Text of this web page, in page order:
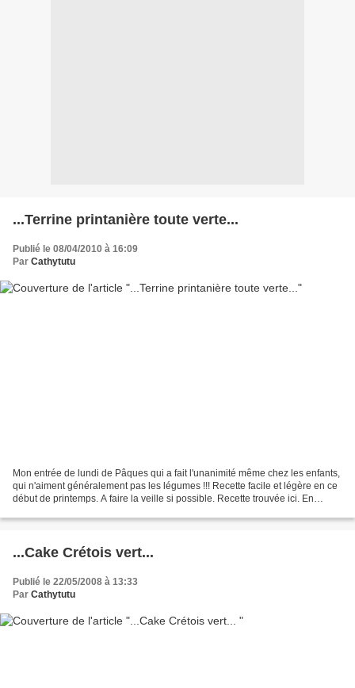
...Terrine printanière toute verte...
Publié le 08/04/2010 à 16:09
Par Cathytutu
Mon entrée de lundi de Pâques qui a fait l'unanimité même chez les enfants,
qui n'aiment généralement pas les légumes !!! Recette facile et légère en ce
début de printemps. A faire la veille si possible. Recette trouvée ici. En
...Cake Crétois vert...
Publié le 22/05/2008 à 13:33
Par Cathytutu